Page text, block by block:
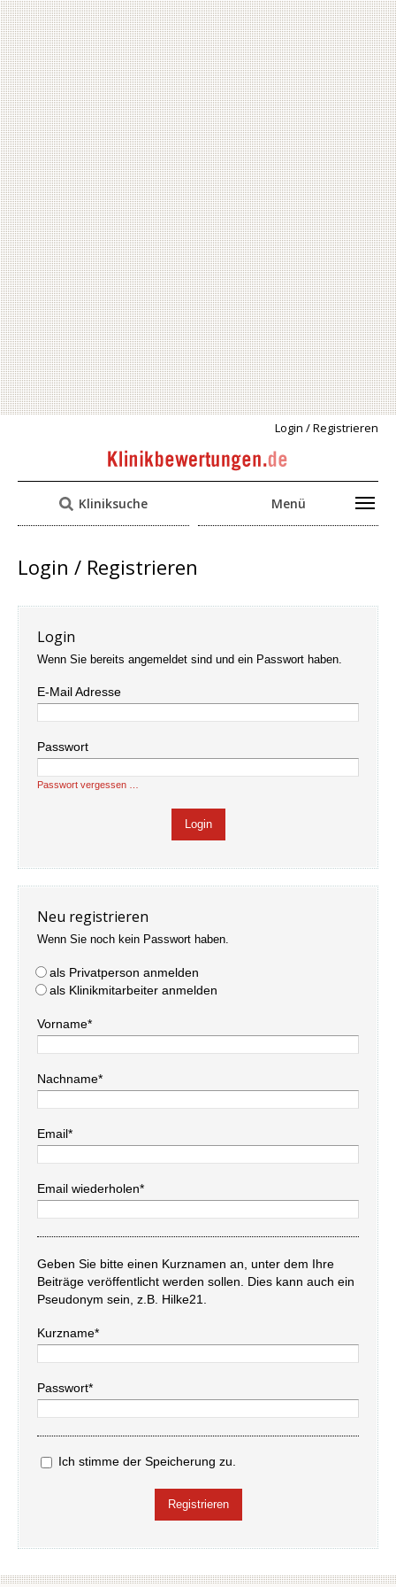
Login / Registrieren
Kliniksuche Menü
Login / Registrieren
Login
Wenn Sie bereits angemeldet sind und ein Passwort haben.
E-Mail Adresse
Passwort
Passwort vergessen …
Neu registrieren
Wenn Sie noch kein Passwort haben.
als Privatperson anmelden
als Klinikmitarbeiter anmelden
Vorname*
Nachname*
Email*
Email wiederholen*
Geben Sie bitte einen Kurznamen an, unter dem Ihre
Beiträge veröffentlicht werden sollen. Dies kann auch ein
Pseudonym sein, z.B. Hilke21.
Kurzname*
Passwort*
Ich stimme der Speicherung zu.